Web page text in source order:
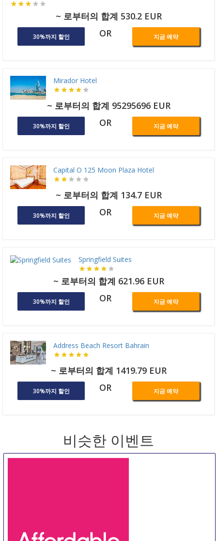
~ 로부터의 합계 530.2 EUR
30%까지 할인 OR 지금 예약
Mirador Hotel
~ 로부터의 합계 95295696 EUR
30%까지 할인 OR 지금 예약
Capital O 125 Moon Plaza Hotel
~ 로부터의 합계 134.7 EUR
30%까지 할인 OR 지금 예약
Springfield Suites
~ 로부터의 합계 621.96 EUR
30%까지 할인 OR 지금 예약
Address Beach Resort Bahrain
~ 로부터의 합계 1419.79 EUR
30%까지 할인 OR 지금 예약
비슷한 이벤트